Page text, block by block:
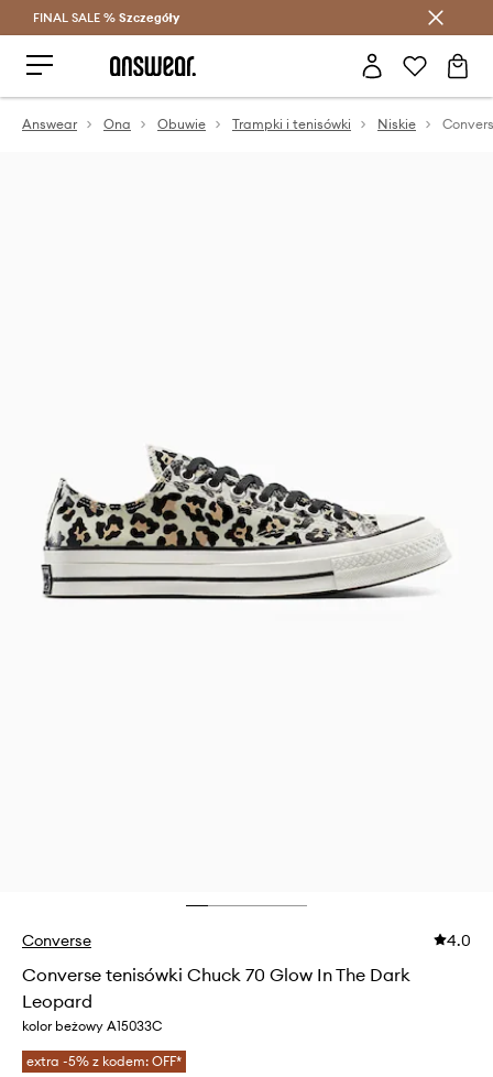
Oszczędzaj z Answear Club >
FINAL SALE % Szczegóły
Answear Ona Obuwie Trampki i tenisówki Niskie
Converse 4.0
Converse tenisówki Chuck 70 Glow In The Dark
Leopard
kolor beżowy A15033C
extra -5% z kodem: OFF*